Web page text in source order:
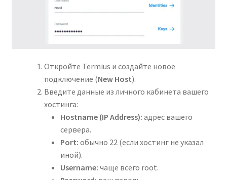
Откройте Termius и создайте новое
подключение (New Host).
Введите данные из личного кабинета вашего
хостинга:
Hostname (IP Address): адрес вашего
сервера.
Port: обычно 22 (если хостинг не указал
иной).
Username: чаще всего root.